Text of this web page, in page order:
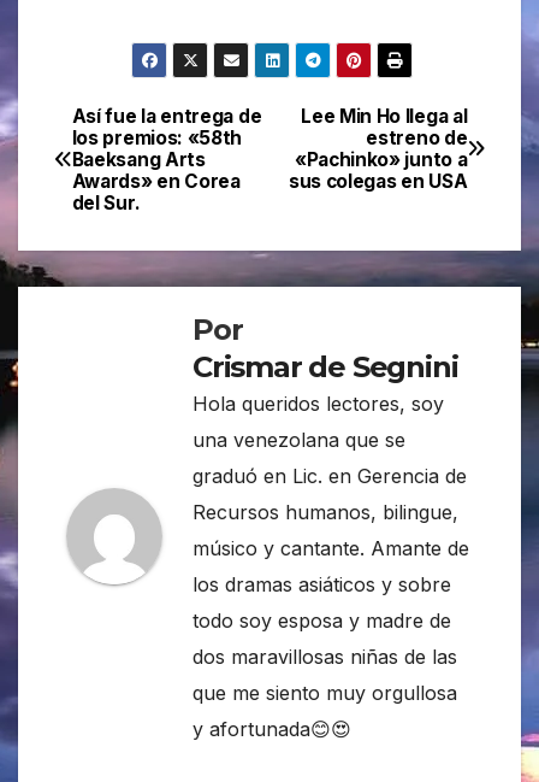
Navegación
de
Lee Min Ho llega al
estreno de
«Pachinko» junto a
sus colegas en USA
Así fue la entrega de
los premios: «58th
Baeksang Arts
Awards» en Corea
del Sur.
Por
Crismar de Segnini
Hola queridos lectores, soy
una venezolana que se
graduó en Lic. en Gerencia de
Recursos humanos, bilingue,
músico y cantante. Amante de
los dramas asiáticos y sobre
todo soy esposa y madre de
dos maravillosas niñas de las
que me siento muy orgullosa
y afortunada😊😍